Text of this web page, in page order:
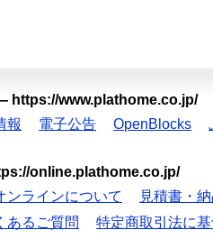
https://www.plathome.co.jp/
報 電子公告 OpenBlocks
online.plathome.co.jp/
ンラインについて
見積書・
あるご質問
特定商取引法に